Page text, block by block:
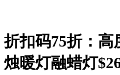
折扣码75折：高
烛暖灯融蜡灯